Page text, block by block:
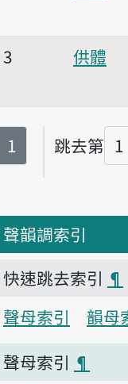
3
供體
第
1 跳去第
頁碼
聲韻調索引
快速跳去索引 ¶
聲母索引
韻母
聲母索引 ¶